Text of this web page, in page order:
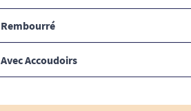
Rembourré
Avec Accoudoirs